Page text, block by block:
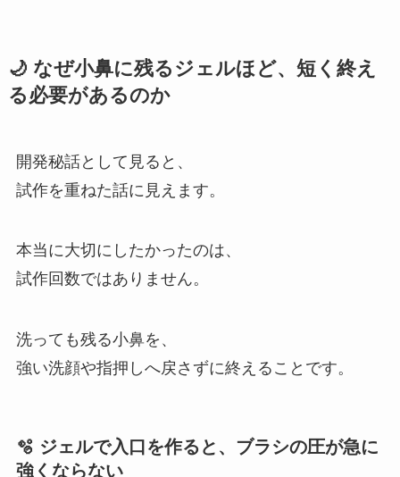
🌙 なぜ小鼻に残るジェルほど、短く終え
る必要があるのか
開発秘話として見ると、
試作を重ねた話に見えます。
本当に大切にしたかったのは、
試作回数ではありません。
洗っても残る小鼻を、
強い洗顔や指押しへ戻さずに終えることです。
🫧 ジェルで入口を作ると、ブラシの圧が急に
強くならない